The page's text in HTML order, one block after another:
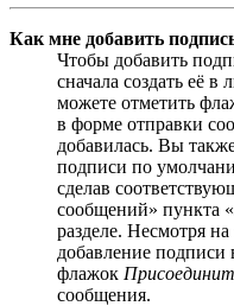
Как мне добавить
Чтобы добавить
сначала создать её
можете отметить
в форме отправки
добавилась. Вы
подписи по
сделав
сообщений» пункта
разделе. Несмотря
добавление подписи
флажок
сообщения.